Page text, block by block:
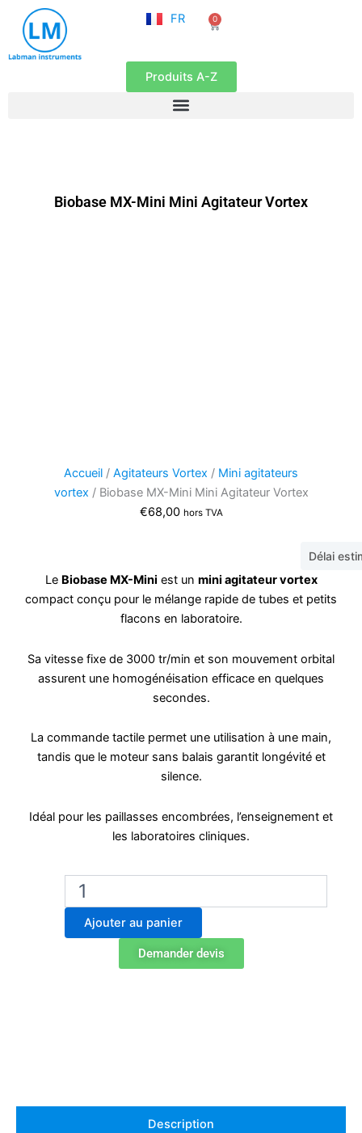
contenu
FR
EN
0
Panier
Produits A-Z
Biobase MX-Mini Mini Agitateur Vortex
Accueil / Agitateurs Vortex / Mini agitateurs
vortex / Biobase MX-Mini Mini Agitateur Vortex
€68,00 hors TVA
Délai
Le Biobase MX-Mini est un mini agitateur vortex
compact conçu pour le mélange rapide de tubes et petits
flacons en laboratoire.
Sa vitesse fixe de 3000 tr/min et son mouvement orbital
assurent une homogénéisation efficace en quelques
secondes.
La commande tactile permet une utilisation à une main,
tandis que le moteur sans balais garantit longévité et
silence.
Idéal pour les paillasses encombrées, l’enseignement et
les laboratoires cliniques.
quantité
Biobase
MX-
Ajouter au panier
Demander devis
Description